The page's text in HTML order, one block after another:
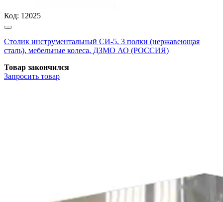
Код: 12025
Столик инструментальный СИ-5, 3 полки (нержавеющая
сталь), мебельные колеса, ДЗМО АО (РОССИЯ)
Товар закончился
Запросить товар